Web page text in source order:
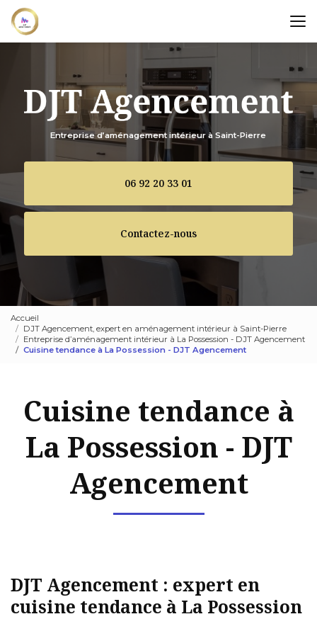
Aller
au
contenu
principal
Entreprise d’aménagement intérieur à Saint-Pierre
06 92 20 33 01
Contactez-nous
Accueil
DJT Agencement, expert en aménagement intérieur à Saint-Pierre
Entreprise d’aménagement intérieur à La Possession - DJT Agencement
Cuisine tendance à La Possession - DJT Agencement
Cuisine tendance à
La Possession - DJT
Agencement
DJT Agencement : expert en
cuisine tendance à La Possession